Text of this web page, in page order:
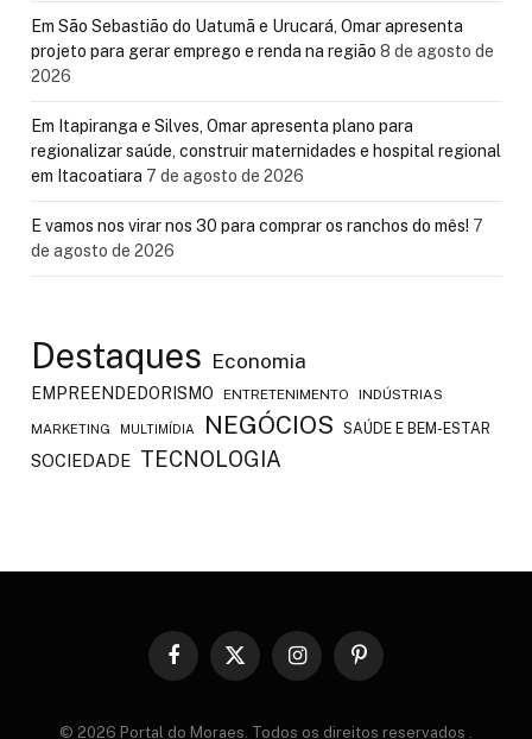
Em São Sebastião do Uatumã e Urucará, Omar apresenta
projeto para gerar emprego e renda na região 8 de agosto de
2026
Em Itapiranga e Silves, Omar apresenta plano para
regionalizar saúde, construir maternidades e hospital regional
em Itacoatiara 7 de agosto de 2026
E vamos nos virar nos 30 para comprar os ranchos do mês! 7
de agosto de 2026
Destaques Economia
EMPREENDEDORISMO ENTRETENIMENTO INDÚSTRIAS
MARKETING MULTIMÍDIA NEGÓCIOS SAÚDE E BEM-ESTAR
SOCIEDADE TECNOLOGIA
Facebook
X
InstagramPinterest
© 2026 Portal do Moraes. Todos os direitos reservados .